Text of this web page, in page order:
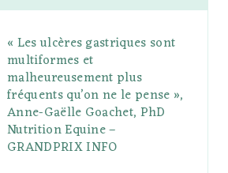
l
e
P
l
s
a
g
r
a
m
e
r
e
s
o
l
r
« Les ulcères gastriques sont
multiformes et
malheureusement plus
fréquents qu’on ne le pense »,
Anne-Gaëlle Goachet, PhD
Nutrition Equine –
GRANDPRIX INFO